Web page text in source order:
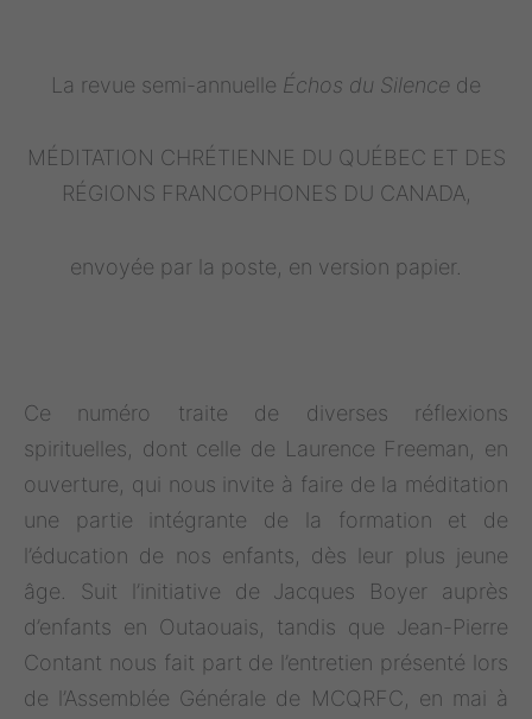
La revue semi-annuelle Échos du Silence de
MÉDITATION CHRÉTIENNE DU QUÉBEC ET DES
RÉGIONS FRANCOPHONES DU CANADA,
envoyée par la poste, en version papier.
Ce numéro traite de diverses réflexions
spirituelles, dont celle de Laurence Freeman, en
ouverture, qui nous invite à faire de la méditation
une partie intégrante de la formation et de
l’éducation de nos enfants, dès leur plus jeune
âge. Suit l’initiative de Jacques Boyer auprès
d’enfants en Outaouais, tandis que Jean-Pierre
Contant nous fait part de l’entretien présenté lors
de l’Assemblée Générale de MCQRFC, en mai à